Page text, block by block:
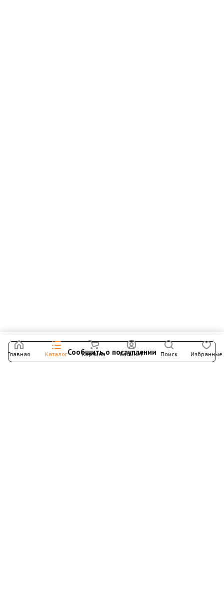
Сообщить о поступлении
Главная Каталог Корзина Кабинет Поиск Избранные